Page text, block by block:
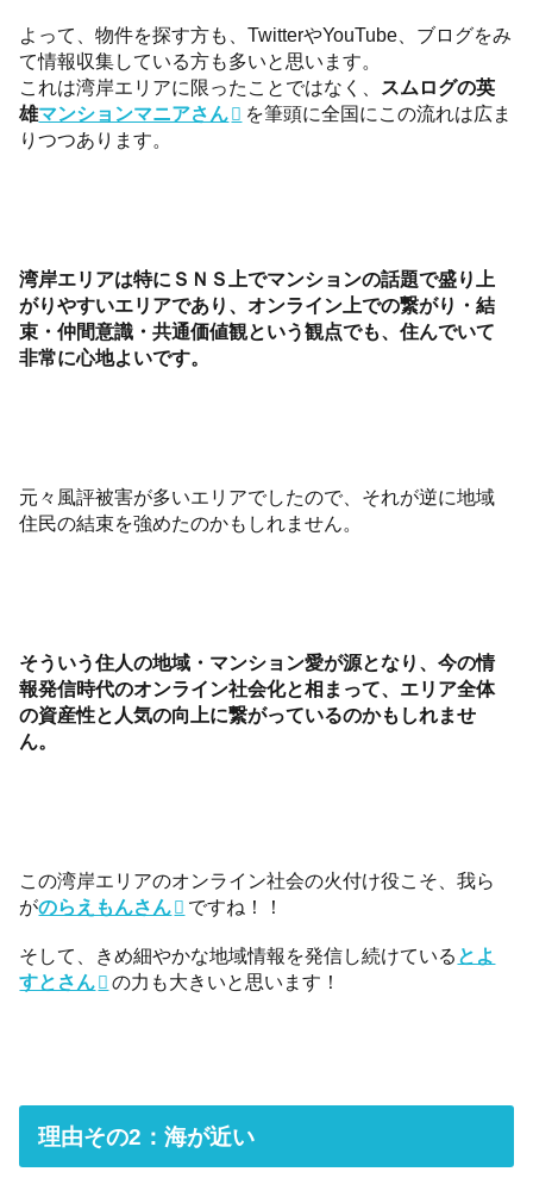
よって、物件を探す方も、TwitterやYouTube、ブログをみ
て情報収集している方も多いと思います。
これは湾岸エリアに限ったことではなく、 スムログの英
雄マンションマニアさん
を筆頭に全国にこの流れは広ま
りつつあります。
湾岸エリアは特にＳＮＳ上でマンションの話題で盛り上
がりやすいエリアであり、オンライン上での繋がり・結
束・仲間意識・共通価値観という観点でも、住んでいて
非常に心地よいです。
元々風評被害が多いエリアでしたので、それが逆に地域
住民の結束を強めたのかもしれません。
そういう住人の地域・マンション愛が源となり、今の情
報発信時代のオンライン社会化と相まって、エリア全体
の資産性と人気の向上に繋がっているのかもしれませ
ん。
この湾岸エリアのオンライン社会の火付け役こそ、我ら
がのらえもんさん ですね！！
そして、きめ細やかな地域情報を発信し続けている とよ
すとさん
の力も大きいと思います！
理由その2：海が近い